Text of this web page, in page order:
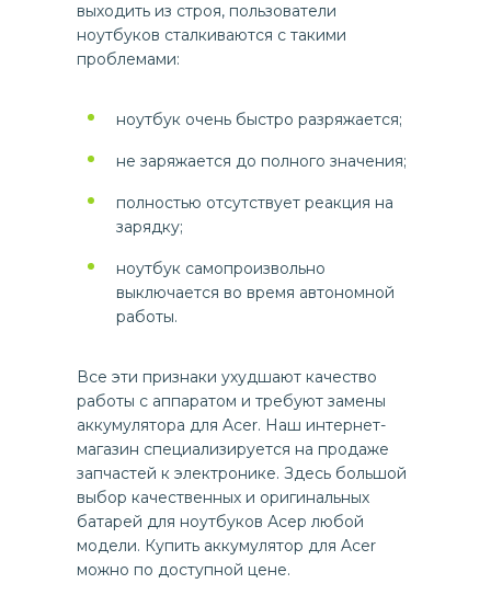
выходить из строя, пользователи
ноутбуков сталкиваются с такими
проблемами:
ноутбук очень быстро разряжается;
не заряжается до полного значения;
полностью отсутствует реакция на
зарядку;
ноутбук самопроизвольно
выключается во время автономной
работы.
Все эти признаки ухудшают качество
работы с аппаратом и требуют замены
аккумулятора для Acer. Наш интернет-
магазин специализируется на продаже
запчастей к электронике. Здесь большой
выбор качественных и оригинальных
батарей для ноутбуков Асер любой
модели. Купить аккумулятор для Acer
можно по доступной цене.